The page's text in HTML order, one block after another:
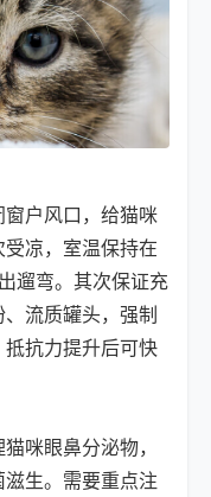
户风口，给猫咪
凉，室温保持在
遛弯。其次保证充
流质罐头，强制
抗力提升后可快
咪眼鼻分泌物，
生。需要重点注